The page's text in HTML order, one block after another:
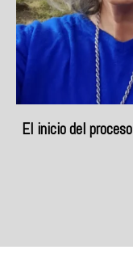
El inicio del